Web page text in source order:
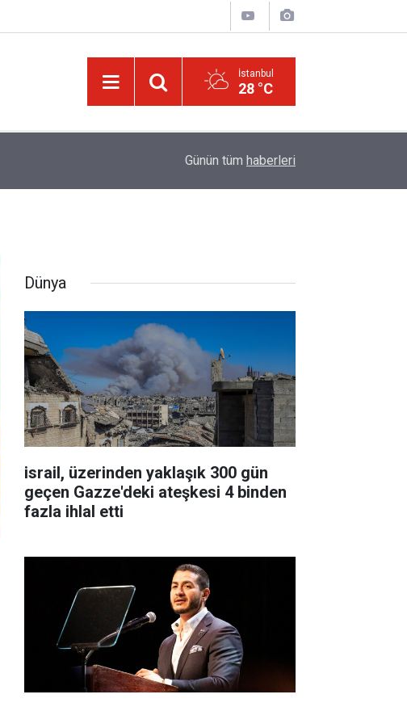
İstanbul
28 °C
Okullarında yapay zeka ile kopyaya karşı
Günün tüm haberleri
Dünya
israil, üzerinden yaklaşık 300 gün
geçen Gazze'deki ateşkesi 4 binden
fazla ihlal etti